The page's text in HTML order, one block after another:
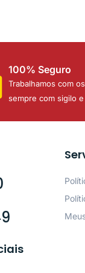
100% Seguro
Trabalhamos com
sempre com sigilo